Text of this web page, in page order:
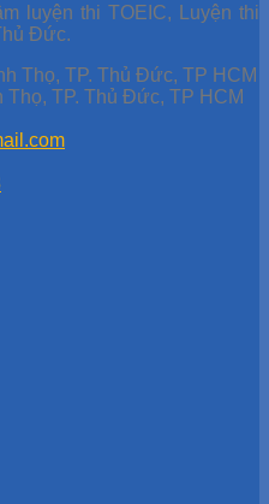
luyện thi TOEIC, Luyện thi
Đức.
Thọ, TP. Thủ Đức, TP HCM
Thọ, TP. Thủ Đức, TP HCM